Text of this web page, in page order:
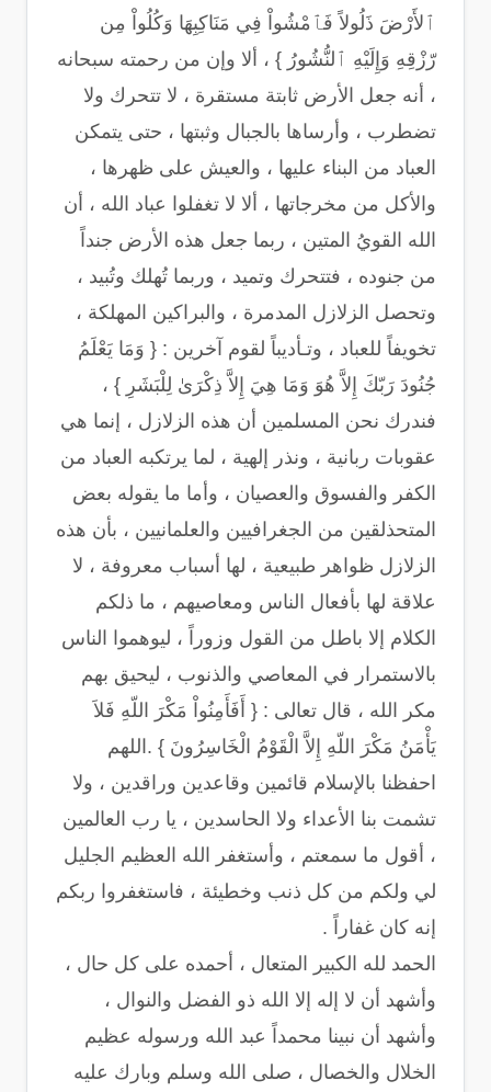
ٱلأَرْضَ ذَلُولاً فَٱمْشُواْ فِي مَنَاكِبِهَا وَكُلُواْ مِن
رّزْقِهِ وَإِلَيْهِ ٱلنُّشُورُ } ، ألا وإن من رحمته سبحانه
، أنه جعل الأرض ثابتة مستقرة ، لا تتحرك ولا
تضطرب ، وأرساها بالجبال وثبتها ، حتى يتمكن
العباد من البناء عليها ، والعيش على ظهرها ،
والأكل من مخرجاتها ، ألا لا تغفلوا عباد الله ، أن
الله القويُ المتين ، ربما جعل هذه الأرض جنداً
من جنوده ، فتتحرك وتميد ، وربما تُهلك وتُبيد ،
وتحصل الزلازل المدمرة ، والبراكين المهلكة ،
تخويفاً للعباد ، وتـأديباً لقوم آخرين : { وَمَا يَعْلَمُ
جُنُودَ رَبّكَ إِلاَّ هُوَ وَمَا هِيَ إِلاَّ ذِكْرَىٰ لِلْبَشَرِ } ،
فندرك نحن المسلمين أن هذه الزلازل ، إنما هي
عقوبات ربانية ، ونذر إلهية ، لما يرتكبه العباد من
الكفر والفسوق والعصيان ، وأما ما يقوله بعض
المتحذلقين من الجغرافيين والعلمانيين ، بأن هذه
الزلازل ظواهر طبيعية ، لها أسباب معروفة ، لا
علاقة لها بأفعال الناس ومعاصيهم ، ما ذلكم
الكلام إلا باطل من القول وزوراً ، ليوهموا الناس
بالاستمرار في المعاصي والذنوب ، ليحيق بهم
مكر الله ، قال تعالى : { أَفَأَمِنُواْ مَكْرَ اللّهِ فَلاَ
يَأْمَنُ مَكْرَ اللّهِ إِلاَّ الْقَوْمُ الْخَاسِرُونَ } .اللهم
احفظنا بالإسلام قائمين وقاعدين وراقدين ، ولا
تشمت بنا الأعداء ولا الحاسدين ، يا رب العالمين
، أقول ما سمعتم ، وأستغفر الله العظيم الجليل
لي ولكم من كل ذنب وخطيئة ، فاستغفروا ربكم
إنه كان غفاراً .
الحمد لله الكبير المتعال ، أحمده على كل حال ،
وأشهد أن لا إله إلا الله ذو الفضل والنوال ،
وأشهد أن نبينا محمداً عبد الله ورسوله عظيم
الخلال والخصال ، صلى الله وسلم وبارك عليه